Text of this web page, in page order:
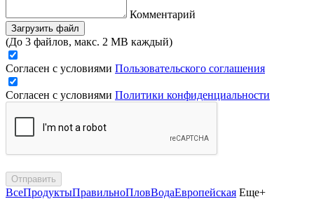
Комментарий
Загрузить файл
(До 3 файлов, макс. 2 MB каждый)
Согласен с условиями Пользовательского соглашения
Согласен с условиями Политики конфиденциальности
Отправить
ВсеПродуктыПравильноПловВодаЕвропейская Еще+